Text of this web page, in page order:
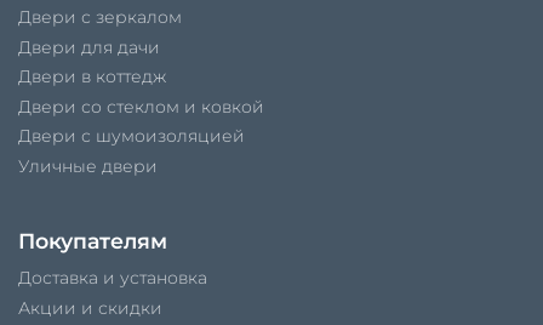
Двери с зеркалом
Двери для дачи
Двери в коттедж
Двери со стеклом и ковкой
Двери с шумоизоляцией
Уличные двери
Покупателям
Доставка и установка
Акции и скидки